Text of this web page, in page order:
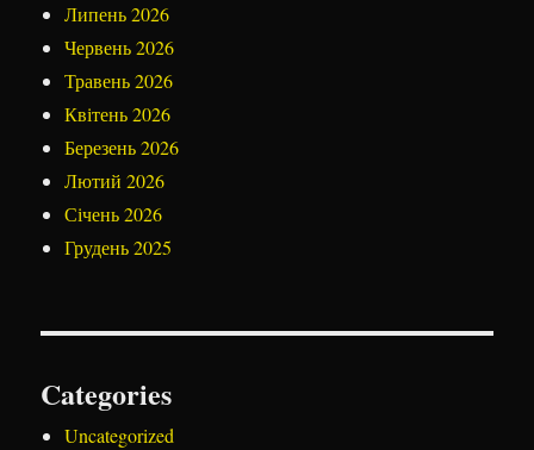
Липень 2026
Червень 2026
Травень 2026
Квітень 2026
Березень 2026
Лютий 2026
Січень 2026
Грудень 2025
Categories
Uncategorized